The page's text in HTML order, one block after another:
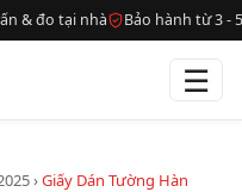
& đo tại nhà Bảo hành từ 3 -
☰
›Giấy Dán Tường Hàn